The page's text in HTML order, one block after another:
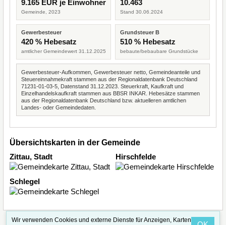
9.165 EUR je Einwohner
Gemeinde, 2023
10.463
Stand 30.06.2024
Gewerbesteuer
420 % Hebesatz
amtlicher Gemeindewert 31.12.2025
Grundsteuer B
510 % Hebesatz
bebaute/bebaubare Grundstücke
Gewerbesteuer-Aufkommen, Gewerbesteuer netto, Gemeindeanteile und
Steuereinnahmekraft stammen aus der Regionaldatenbank Deutschland
71231-01-03-5, Datenstand 31.12.2023. Steuerkraft, Kaufkraft und
Einzelhandelskaufkraft stammen aus BBSR INKAR. Hebesätze stammen
aus der Regionaldatenbank Deutschland bzw. aktuelleren amtlichen
Landes- oder Gemeindedaten.
Übersichtskarten in der Gemeinde
Zittau, Stadt
Hirschfelde
Schlegel
Wir verwenden Cookies und externe Dienste für Anzeigen, Karten